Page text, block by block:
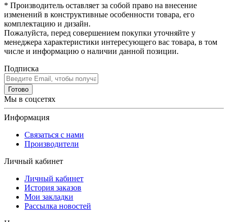
* Производитель оставляет за собой право на внесение
изменений в конструктивные особенности товара, его
комплектацию и дизайн.
Пожалуйста, перед совершением покупки уточняйте у
менеджера характеристики интересующего вас товара, в том
числе и информацию о наличии данной позиции.
Подписка
Готово
Мы в соцсетях
Информация
Связаться с нами
Производители
Личный кабинет
Личный кабинет
История заказов
Мои закладки
Рассылка новостей